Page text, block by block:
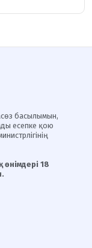
басылымын,
есепке қою
18